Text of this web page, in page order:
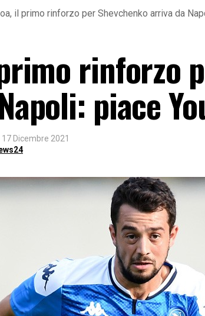
il primo rinforzo per Shevchenko arriva da
rinforzo
piace
17 Dicembre 2021